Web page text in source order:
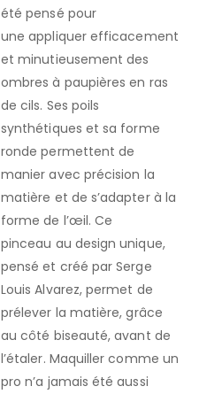
été pensé pour
une appliquer efficacement
et minutieusement des
ombres à paupières en ras
de cils. Ses poils
synthétiques et sa forme
ronde permettent de
manier avec précision la
matière et de s’adapter à la
forme de l’œil. Ce
pinceau au design unique,
pensé et créé par Serge
Louis Alvarez, permet de
prélever la matière, grâce
au côté biseauté, avant de
l’étaler. Maquiller comme un
pro n’a jamais été aussi